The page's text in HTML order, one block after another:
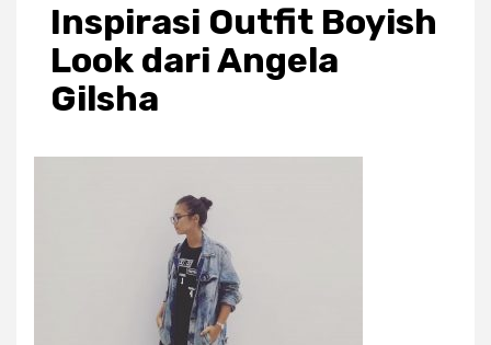
Inspirasi Outfit Boyish
Look dari Angela
Gilsha